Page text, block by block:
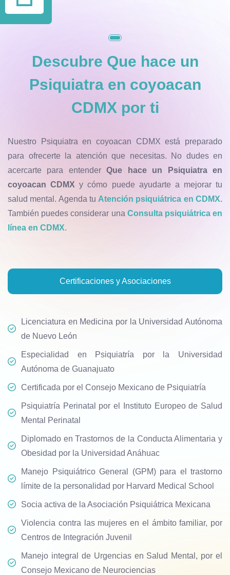
Descubre Que hace un
Psiquiatra en coyoacan
CDMX por ti
Nuestro Psiquiatra en coyoacan CDMX está preparado
para ofrecerte la atención que necesitas. No dudes en
acercarte para entenderQue hace un Psiquiatra en
coyoacan CDMX y cómo puede ayudarte a mejorar tu
salud mental. Agenda tu Atención psiquiátrica en CDMX.
También puedes considerar una Consulta psiquiátrica en
línea en CDMX.
Certificaciones y Asociaciones
Licenciatura en Medicina por la Universidad Autónoma
de Nuevo León
Especialidad en Psiquiatría por la Universidad
Autónoma de Guanajuato
Certificada por el Consejo Mexicano de Psiquiatría
Psiquiatría Perinatal por el Instituto Europeo de Salud
Mental Perinatal
Diplomado en Trastornos de la Conducta Alimentaria y
Obesidad por la Universidad Anáhuac
Manejo Psiquiátrico General (GPM) para el trastorno
límite de la personalidad por Harvard Medical School
Socia activa de la Asociación Psiquiátrica Mexicana
Violencia contra las mujeres en el ámbito familiar, por
Centros de Integración Juvenil
Manejo integral de Urgencias en Salud Mental, por el
Consejo Mexicano de Neurociencias